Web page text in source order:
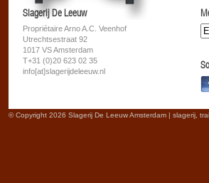
Slagerij De Leeuw
Propriétaire Arno A.C. Veenhof
Utrechtsestraat 92
1017 VS Amsterdam
T+31 (0)20 623 02 35
info[at]slagerijdeleeuw.nl
© Copyright 2026 Slagerij De Leeuw Amsterdam | slagerij,